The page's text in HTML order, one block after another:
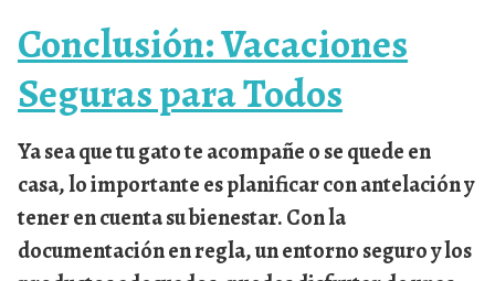
Conclusión: Vacaciones
Seguras para Todos
Ya sea que tu gato te acompañe o se quede en
casa, lo importante esplanificar con antelacióny
tener en cuenta su bienestar. Con la
documentación en regla, un entorno seguro y los